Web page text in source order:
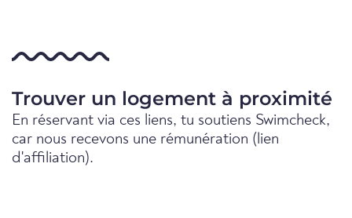
Trouver un logement à proximité
En réservant via ces liens, tu soutiens Swimcheck,
car nous recevons une rémunération (lien
d'affiliation).